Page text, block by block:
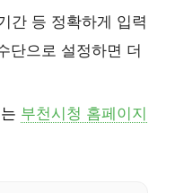
간 등 정확하게 입력
단으로 설정하면 더
부천시청 홈페이지